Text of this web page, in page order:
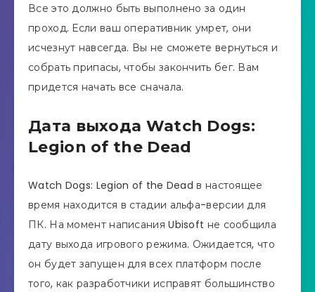
Все это должно быть выполнено за один
проход. Если ваш оперативник умрет, они
исчезнут навсегда. Вы не сможете вернуться и
собрать припасы, чтобы закончить бег. Вам
придется начать все сначала.
Дата выхода Watch Dogs:
Legion of the Dead
Watch Dogs: Legion of the Dead в настоящее
время находится в стадии альфа-версии для
ПК. На момент написания Ubisoft не сообщила
дату выхода игрового режима. Ожидается, что
он будет запущен для всех платформ после
того, как разработчики исправят большинство